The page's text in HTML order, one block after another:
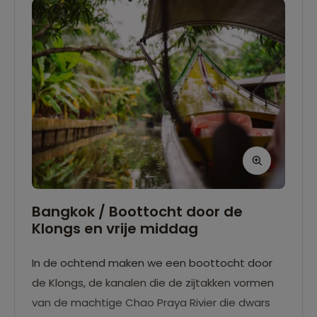
Bangkok / Boottocht door de
Klongs en vrije middag
In de ochtend maken we een boottocht door
de Klongs, de kanalen die de zijtakken vormen
van de machtige Chao Praya Rivier die dwars